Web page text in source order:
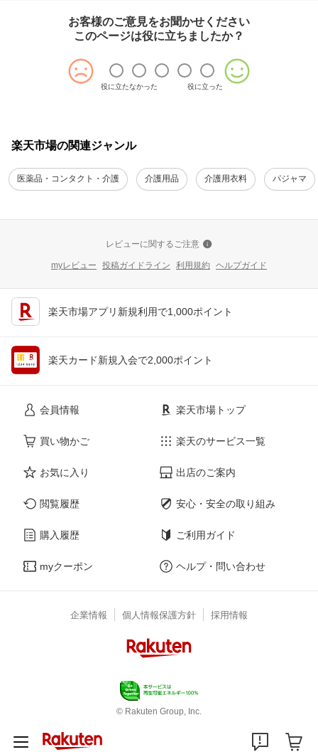
お客様のご意見をお聞かせください
このページは役に立ちましたか？
役に立たなかった 役に立った
楽天市場の関連ジャンル
医薬品・コンタクト・介護 介護用品 介護用衣料 パジャマ
レビューに関するご注意
myレビュー 投稿ガイドライン 利用規約 ヘルプガイド
楽天市場アプリ新規利用で1,000ポイント
楽天カード新規入会で2,000ポイント
会員情報
買い物かご
お気に入り
閲覧履歴
購入履歴
myクーポン
楽天市場トップ
楽天のサービス一覧
出店のご案内
安心・安全の取り組み
ご利用ガイド
ヘルプ・問い合わせ
企業情報 個人情報保護方針 採用情報
© Rakuten Group, Inc.